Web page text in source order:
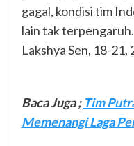
gagal, kondisi tim
lain tak
Lakshya Sen, 18-21,
Baca Juga ; Tim
Memenangi Laga